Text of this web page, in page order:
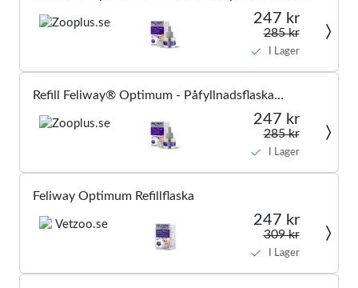
Optimum 48 ml
247 kr
285 kr
I Lager
Refill Feliway® Optimum - Påfyllnadsflaska
Optimum 48 ml
247 kr
285 kr
I Lager
Feliway Optimum Refillflaska
247 kr
309 kr
I Lager